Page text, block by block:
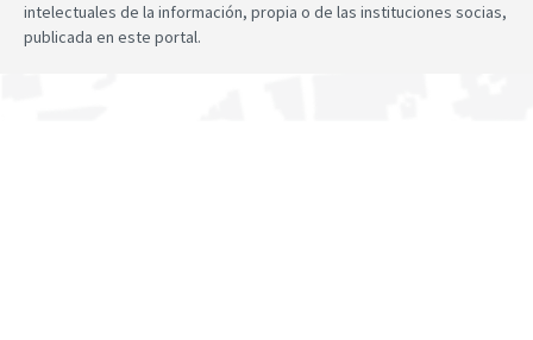
intelectuales de la información, propia o de las instituciones socias,
publicada en este portal.